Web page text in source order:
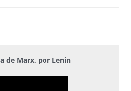
de Marx, por Lenin